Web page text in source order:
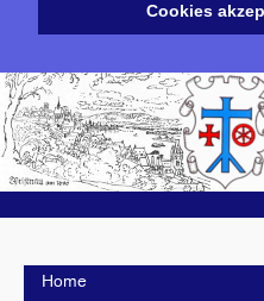
Cookies